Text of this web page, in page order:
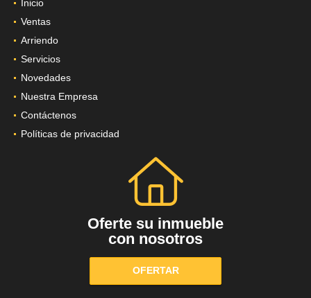
Inicio
Ventas
Arriendo
Servicios
Novedades
Nuestra Empresa
Contáctenos
Políticas de privacidad
Oferte su inmueble
con nosotros
OFERTAR